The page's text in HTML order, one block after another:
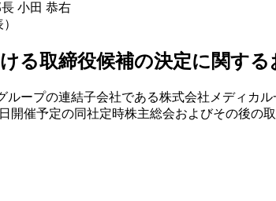
小田 恭右
る取締役候補の決定に関する
ループの連結子会社である株式会社メディカ
開催予定の同社定時株主総会およびその後の